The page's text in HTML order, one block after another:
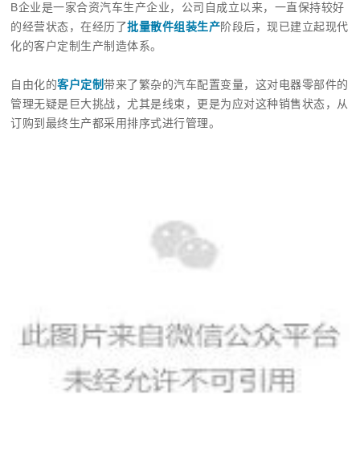
B企业是一家合资汽车生产企业，公司自成立以来，一直保持较好
的经营状态，在经历了批量散件组装生产阶段后，现已建立起现代
化的客户定制生产制造体系。
自由化的客户定制带来了繁杂的汽车配置变量，这对电器零部件的
管理无疑是巨大挑战，尤其是线束，更是为应对这种销售状态，从
订购到最终生产都采用排序式进行管理。